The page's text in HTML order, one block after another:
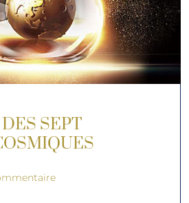
SEPT